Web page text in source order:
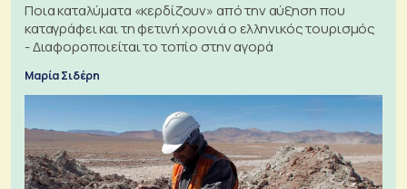
Ποια καταλύματα «κερδίζουν» από την αύξηση που
καταγράφει και τη φετινή χρονιά ο ελληνικός τουρισμός
- Διαφοροποιείται το τοπίο στην αγορά
Μαρία Σιδέρη